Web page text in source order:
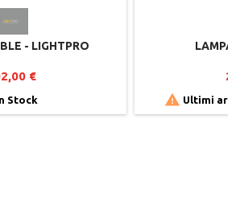
- LIGHTPRO
€
Stock  Ultimi